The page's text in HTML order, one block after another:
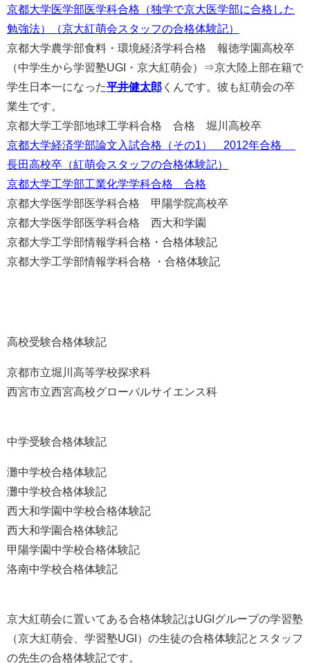
京都大学医学部医学科合格（独学で京大医学部に合格した
勉強法）（京大紅萌会スタッフの合格体験記）
京都大学農学部食料・環境経済学科合格 報徳学園高校卒
（中学生から学習塾UGI・京大紅萌会）⇒京大陸上部在籍で
学生日本一になった平井健太郎 くんです。彼も紅萌会の卒
業生です。
京都大学工学部地球工学科合格 合格 堀川高校卒
京都大学経済学部論文入試合格（その1） 2012年合格
長田高校卒（紅萌会スタッフの合格体験記）
京都大学工学部工業化学学科合格 合格
京都大学医学部医学科合格 甲陽学院高校卒
京都大学医学部医学科合格 西大和学園
京都大学工学部情報学科合格・合格体験記
京都大学工学部情報学科合格 ・合格体験記
高校受験合格体験記
京都市立堀川高等学校探求科
西宮市立西宮高校グローバルサイエンス科
中学受験合格体験記
灘中学校合格体験記
灘中学校合格体験記
西大和学園中学校合格体験記
西大和学園合格体験記
甲陽学園中学校合格体験記
洛南中学校合格体験記
京大紅萌会に置いてある合格体験記はUGIグループの学習塾
（京大紅萌会、学習塾UGI）の生徒の合格体験記とスタッフ
の先生の合格体験記です。